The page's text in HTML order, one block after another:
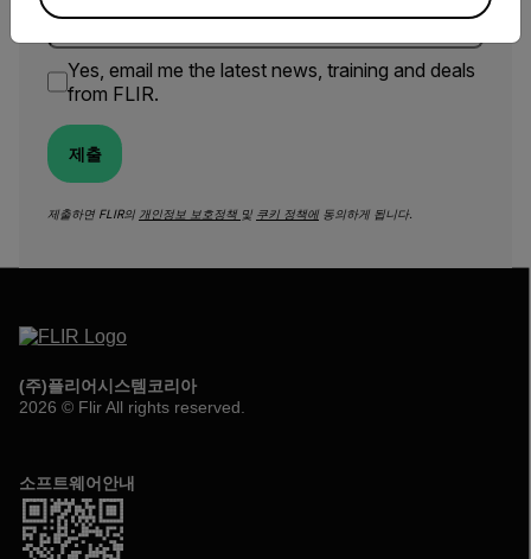
Yes, email me the latest news, training and deals
from FLIR.
제출
제출하면 FLIR의 개인정보 보호정책 및 쿠키 정책에 동의하게 됩니다.
(주)플리어시스템코리아
2026 © Flir All rights reserved.
소프트웨어안내